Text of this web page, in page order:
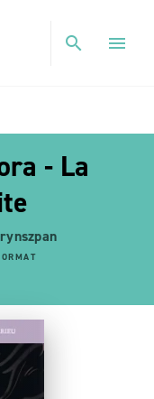
search menu
- La